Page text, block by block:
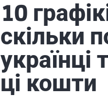
10
скільки
українці
ці кошти